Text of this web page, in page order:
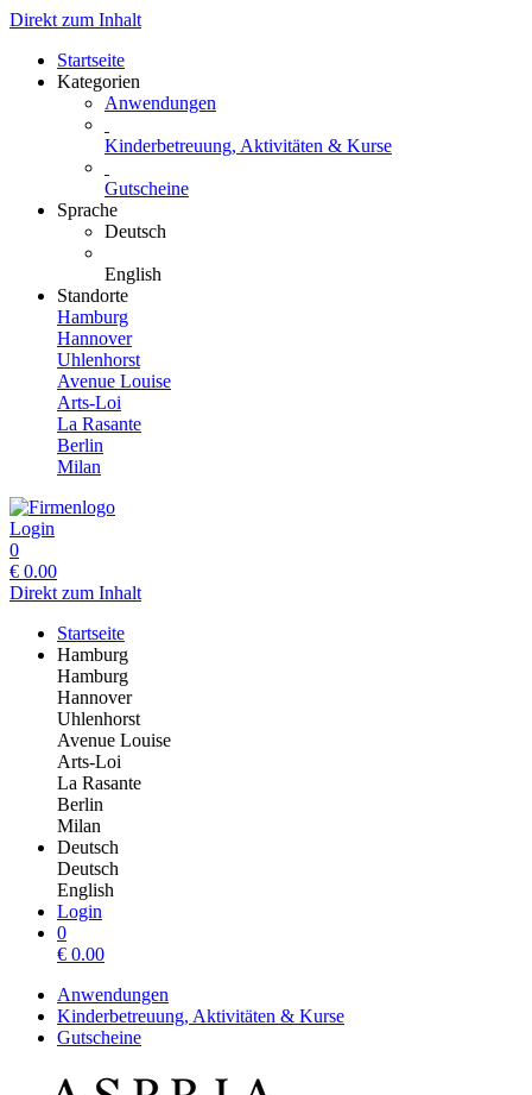
Direkt zum Inhalt
Startseite
Kategorien
Anwendungen
Kinderbetreuung, Aktivitäten & Kurse
Gutscheine
Sprache
Deutsch
English
Standorte
Hamburg
Hannover
Uhlenhorst
Avenue Louise
Arts-Loi
La Rasante
Berlin
Milan
Login
0
€ 0.00
Direkt zum Inhalt
Startseite
Hamburg
Hamburg
Hannover
Uhlenhorst
Avenue Louise
Arts-Loi
La Rasante
Berlin
Milan
Deutsch
Deutsch
English
Login
0
€ 0.00
Anwendungen
Kinderbetreuung, Aktivitäten & Kurse
Gutscheine